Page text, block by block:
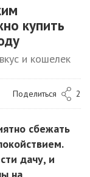
купить
и кошелек
Поделиться 2
сбежать
дачу, и
на